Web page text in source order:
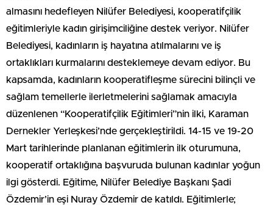
almasını hedefleyen Nilüfer Belediyesi, kooperatifçilik
eğitimleriyle kadın girişimciliğine destek veriyor. Nilüfer
Belediyesi, kadınların iş hayatına atılmalarını ve iş
ortaklıkları kurmalarını desteklemeye devam ediyor. Bu
kapsamda, kadınların kooperatifleşme sürecini bilinçli ve
sağlam temellerle ilerletmelerini sağlamak amacıyla
düzenlenen “Kooperatifçilik Eğitimleri”nin ilki, Karaman
Dernekler Yerleşkesi’nde gerçekleştirildi. 14-15 ve 19-20
Mart tarihlerinde planlanan eğitimlerin ilk oturumuna,
kooperatif ortaklığına başvuruda bulunan kadınlar yoğun
ilgi gösterdi. Eğitime, Nilüfer Belediye Başkanı Şadi
Özdemir’in eşi Nuray Özdemir de katıldı. Eğitimlerle;